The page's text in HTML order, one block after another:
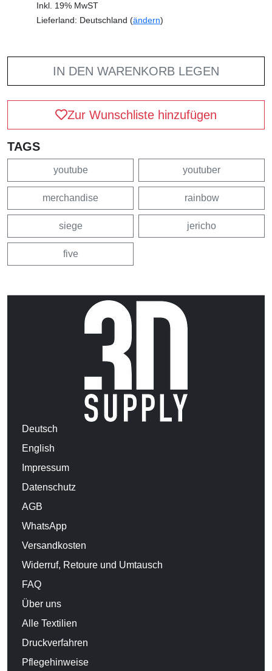
Inkl. 19% MwST
Lieferland: Deutschland (ändern)
IN DEN WARENKORB LEGEN
Zur Wunschliste hinzufügen
TAGS
youtube youtuber
merchandise rainbow
siege jericho
five
Deutsch
English
Impressum
Datenschutz
AGB
WhatsApp
Versandkosten
Widerruf, Retoure und Umtausch
FAQ
Über uns
Alle Textilien
Druckverfahren
Pflegehinweise